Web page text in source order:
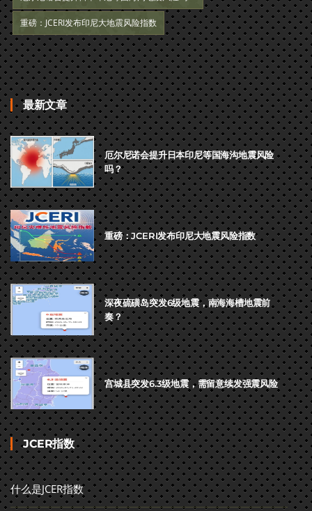
重磅：JCERI发布印尼大地震风险指数
最新文章
厄尔尼诺会提升日本印尼等国海沟地震风险
吗？
重磅：JCERI发布印尼大地震风险指数
深夜硫磺岛突发6级地震，南海海槽地震前
奏？
宫城县突发6.3级地震，需留意续发强震风险
JCER指数
什么是JCER指数